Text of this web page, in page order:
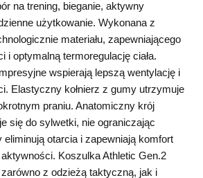
na trening, bieganie, aktywny
użytkowanie. Wykonana z
materiału, zapewniającego
i optymalną termoregulację ciała.
wspierają lepszą wentylację i
Elastyczny kołnierz z gumy utrzymuje
praniu. Anatomiczny krój
się do sylwetki, nie ograniczając
eliminują otarcia i zapewniają komfort
Koszulka Athletic Gen.2
zarówno z odzieżą taktyczną, jak i